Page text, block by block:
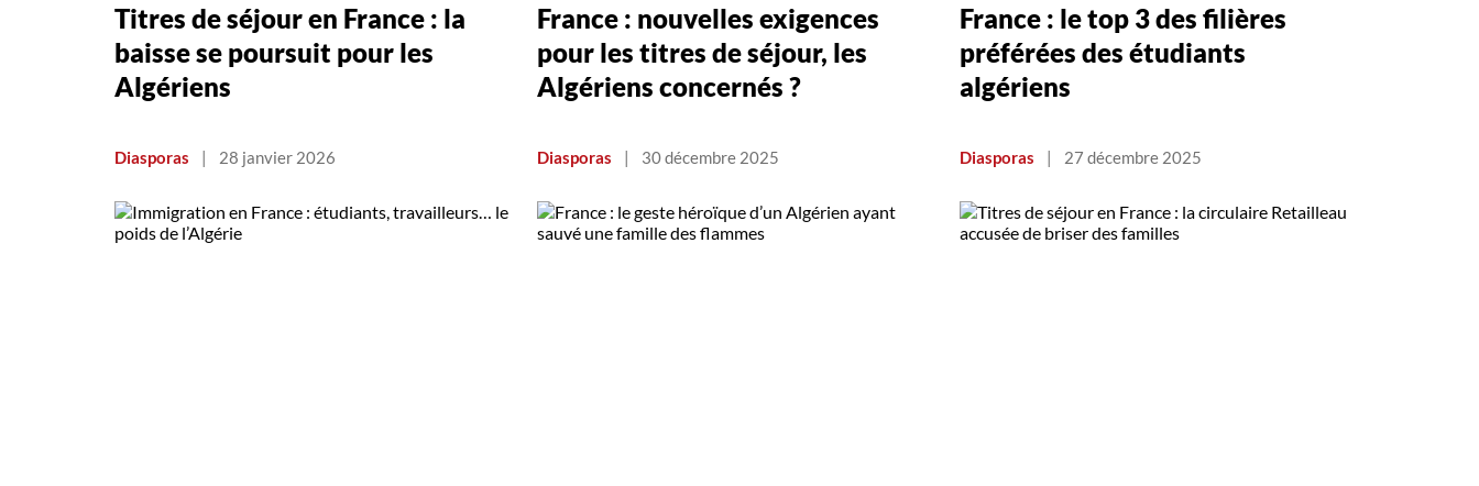
Titres de séjour en France : la
baisse se poursuit pour les
Algériens
Diasporas | 28 janvier 2026
France : nouvelles exigences
pour les titres de séjour, les
Algériens concernés ?
Diasporas | 30 décembre 2025
France : le top 3 des filières
préférées des étudiants
algériens
Diasporas | 27 décembre 2025